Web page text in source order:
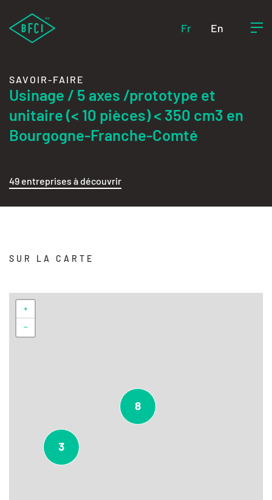
Fr En
SAVOIR-FAIRE
Usinage / 5 axes /prototype et
unitaire (< 10 pièces) < 350 cm3 en
Bourgogne-Franche-Comté
49 entreprises à découvrir
SUR LA CARTE
3
8
+
−